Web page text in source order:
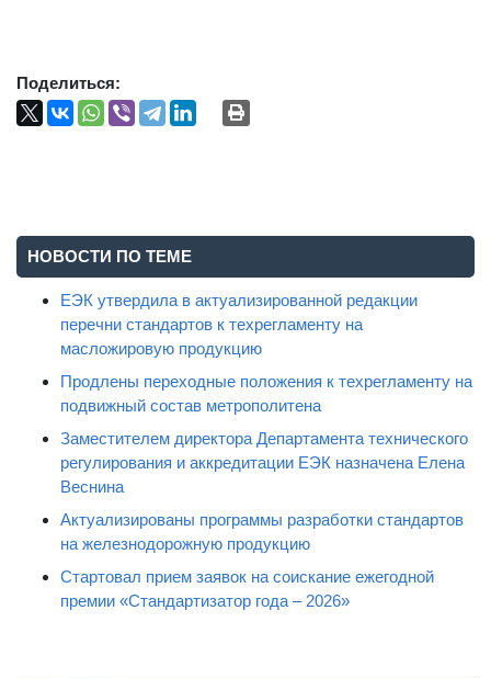
Поделиться:
НОВОСТИ ПО ТЕМЕ
ЕЭК утвердила в актуализированной редакции
перечни стандартов к техрегламенту на
масложировую продукцию
Продлены переходные положения к техрегламенту на
подвижный состав метрополитена
Заместителем директора Департамента технического
регулирования и аккредитации ЕЭК назначена Елена
Веснина
Актуализированы программы разработки стандартов
на железнодорожную продукцию
Стартовал прием заявок на соискание ежегодной
премии «Стандартизатор года – 2026»